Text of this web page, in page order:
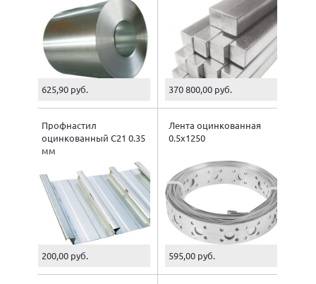
625,90 руб. 370 800,00 руб.
Профнастил
оцинкованный С21 0.35
мм
200,00 руб.
Лента оцинкованная
0.5х1250
595,00 руб.